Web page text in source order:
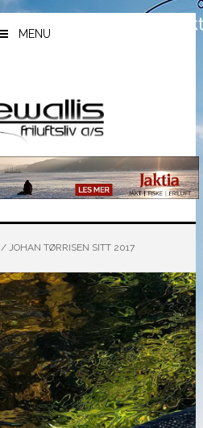
MENU
/JOHAN TØRRISEN SITT 2017